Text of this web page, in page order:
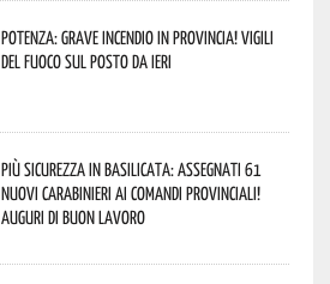
Potenza: grave incendio in Provincia! Vigili
del fuoco sul posto da ieri
Più sicurezza in Basilicata: assegnati 61
nuovi Carabinieri ai Comandi provinciali!
Auguri di buon lavoro